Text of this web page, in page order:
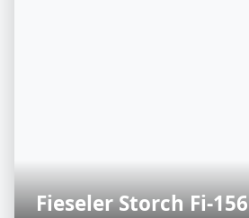
Fieseler Storch Fi-156